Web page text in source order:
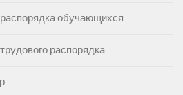
обучающихся
распорядка